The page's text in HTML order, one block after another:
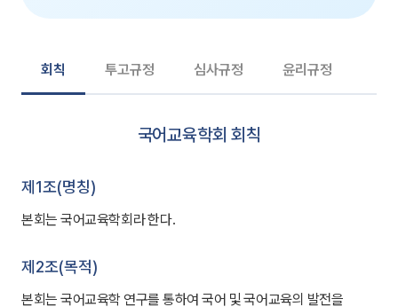
회칙 투고규정 심사규정 윤리규정
국어교육학회 회칙
제1조(명칭)
본회는 국어교육학회라 한다.
제2조(목적)
본회는 국어교육학 연구를 통하여 국어 및 국어교육의 발전을